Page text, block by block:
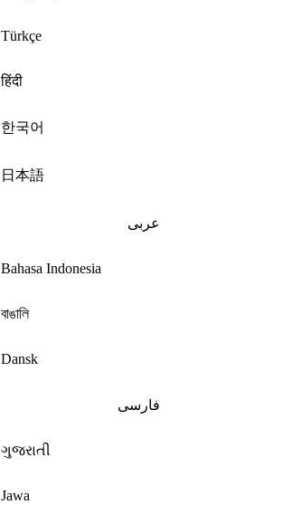
Türkçe
हिंदी
한국어
日本語
عربى
Bahasa Indonesia
বাঙালি
Dansk
فارسی
ગુજરાતી
Jawa